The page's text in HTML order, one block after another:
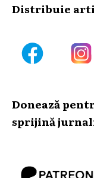
Distribuie
Donează
sprijină